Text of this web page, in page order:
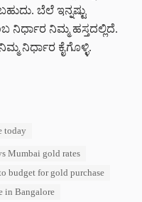
ಬೆಲೆ ಇನ್ನಷ್ಟು
ನಿಮ್ಮ ಹಸ್ತದಲ್ಲಿದೆ.
ನಿರ್ಧಾರ ಕೈಗೊಳ್ಳಿ.
today
Mumbai gold rates
budget for gold purchase
in Bangalore